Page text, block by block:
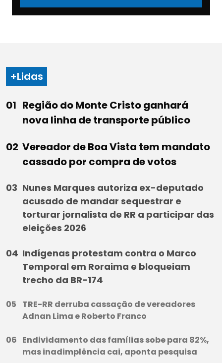
+Lidas
Região do Monte Cristo ganhará
nova linha de transporte público
Vereador de Boa Vista tem mandato
cassado por compra de votos
Nunes Marques autoriza ex-deputado
acusado de mandar sequestrar e
torturar jornalista de RR a participar das
eleições 2026
Indígenas protestam contra o Marco
Temporal em Roraima e bloqueiam
trecho da BR-174
TRE-RR derruba cassação de vereadores
Adnan Lima e Roberto Franco
Endividamento das famílias sobe para 82%,
mas inadimplência cai, aponta pesquisa